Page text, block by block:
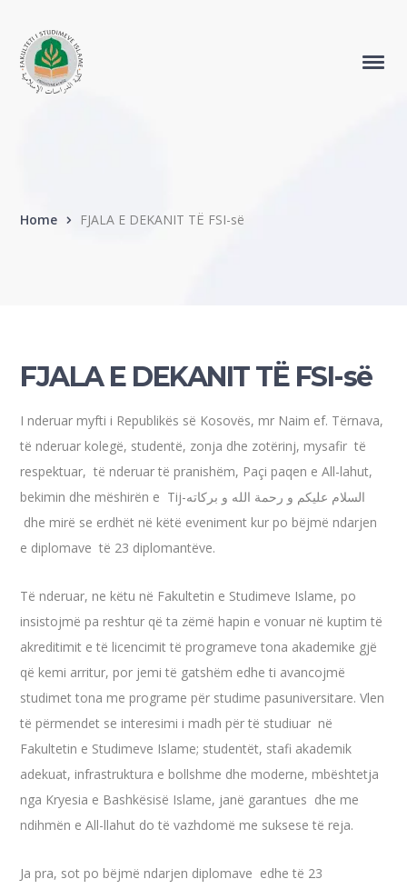
Home FJALA E DEKANIT TË FSI-së
FJALA E DEKANIT TË FSI-së
I nderuar myfti i Republikës së Kosovës, mr Naim ef. Tërnava,
të nderuar kolegë, studentë, zonja dhe zotërinj, mysafir të
respektuar, të nderuar të pranishëm, Paçi paqen e All-lahut,
bekimin dhe mëshirën e Tij-السلام عليكم و رحمة الله و بركاته
dhe mirë se erdhët në këtë eveniment kur po bëjmë ndarjen
e diplomave të 23 diplomantëve.
Të nderuar, ne këtu në Fakultetin e Studimeve Islame, po
insistojmë pa reshtur që ta zëmë hapin e vonuar në kuptim të
akreditimit e të licencimit të programeve tona akademike gjë
që kemi arritur, por jemi të gatshëm edhe ti avancojmë
studimet tona me programe për studime pasuniversitare. Vlen
të përmendet se interesimi i madh për të studiuar në
Fakultetin e Studimeve Islame; studentët, stafi akademik
adekuat, infrastruktura e bollshme dhe moderne, mbështetja
nga Kryesia e Bashkësisë Islame, janë garantues dhe me
ndihmën e All-llahut do të vazhdomë me suksese të reja.
Ja pra, sot po bëjmë ndarjen diplomave edhe të 23